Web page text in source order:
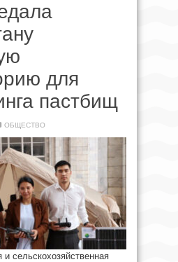
для
пастбищ
ОБЩЕСТВО
и сельскохозяйственная